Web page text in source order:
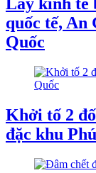
quốc tế, An
Quốc
Khởi tố 2
đặc khu